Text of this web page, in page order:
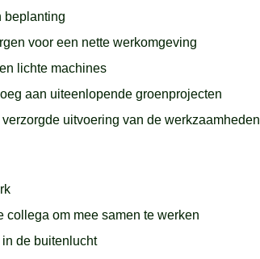
beplanting
voor een nette werkomgeving
lichte machines
aan uiteenlopende groenprojecten
uitvoering van de werkzaamheden
collega om mee samen te werken
de buitenlucht